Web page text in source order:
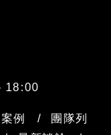
18:00
例
團隊列